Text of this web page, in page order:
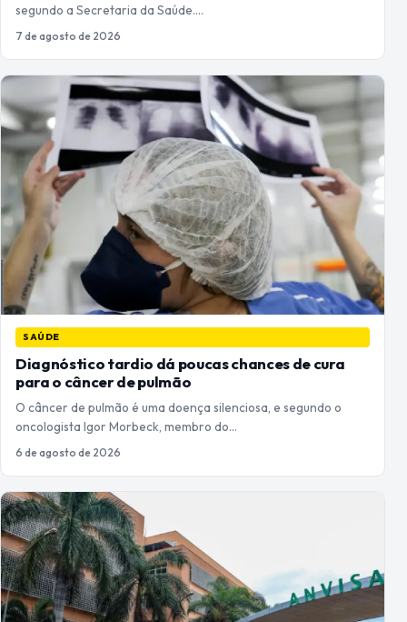
segundo a Secretaria da Saúde.…
7 de agosto de 2026
SAÚDE
Diagnóstico tardio dá poucas chances de cura
para o câncer de pulmão
O câncer de pulmão é uma doença silenciosa, e segundo o
oncologista Igor Morbeck, membro do…
6 de agosto de 2026